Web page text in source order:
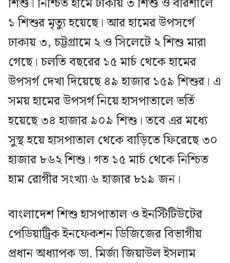
১ শিশুর মৃত্যু হয়েছে। আর হামের উপসর্গে
ঢাকায় ৩, চট্টগ্রামে ২ ও সিলেটে ২ শিশু মারা
গেছে। চলতি বছরের ১৫ মার্চ থেকে হামের
উপসর্গ দেখা দিয়েছে ৪৯ হাজার ১৫৯ শিশুর। এ
সময় হামের উপসর্গ নিয়ে হাসপাতালে ভর্তি
হয়েছে ৩৪ হাজার ৯০৯ শিশু। তবে এর মধ্যে
সুস্থ হয়ে হাসপাতাল থেকে বাড়িতে ফিরেছে ৩০
হাজার ৮৬২ শিশু। গত ১৫ মার্চ থেকে নিশ্চিত
হাম রোগীর সংখ্যা ৬ হাজার ৮১৯ জন।
বাংলাদেশ শিশু হাসপাতাল ও ইনস্টিটিউটের
পেডিয়াট্রিক ইনফেকশন ডিজিজের বিভাগীয়
প্রধান অধ্যাপক ডা. মির্জা জিয়াউল ইসলাম